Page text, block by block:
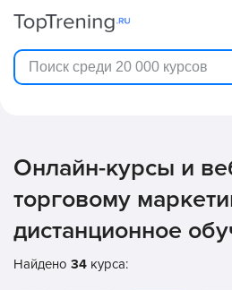
Онлайн-курсы и
торговому
дистанционное
Найдено 34 курса: